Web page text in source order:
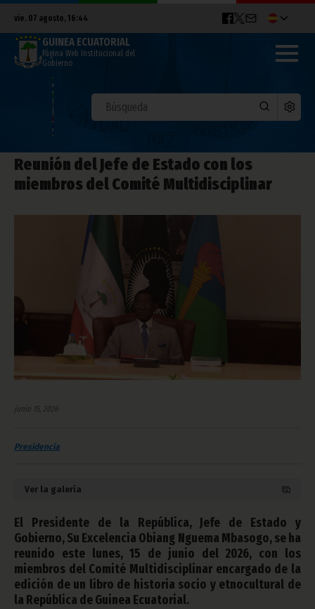
vie. 07 agosto, 16:44
GUINEA ECUATORIAL
Página Web Institucional del
Gobierno
Reunión del Jefe de Estado con los
miembros del Comité Multidisciplinar
junio 15, 2026
Presidencia
Ver la galería
El Presidente de la República, Jefe de Estado y
Gobierno, Su Excelencia Obiang Nguema Mbasogo, se ha
reunido este lunes, 15 de junio del 2026, con los
miembros del Comité Multidisciplinar encargado de la
edición de un libro de historia socio y etnocultural de
la República de Guinea Ecuatorial.